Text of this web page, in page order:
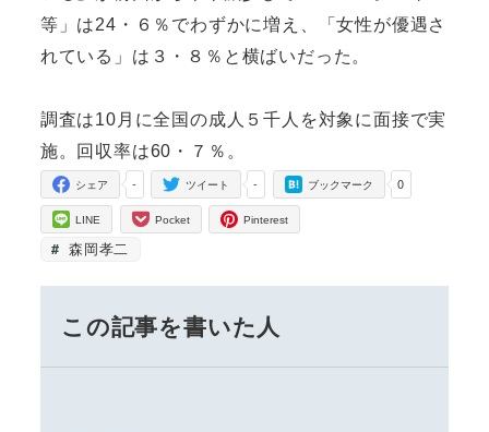
等」は24・６％でわずかに増え、「女性が優遇さ
れている」は３・８％と横ばいだった。
調査は10月に全国の成人５千人を対象に面接で実
施。回収率は60・７％。
-
シェア -
ツイート 0
ブックマーク
LINE Pocket Pinterest
森岡孝二
この記事を書いた人